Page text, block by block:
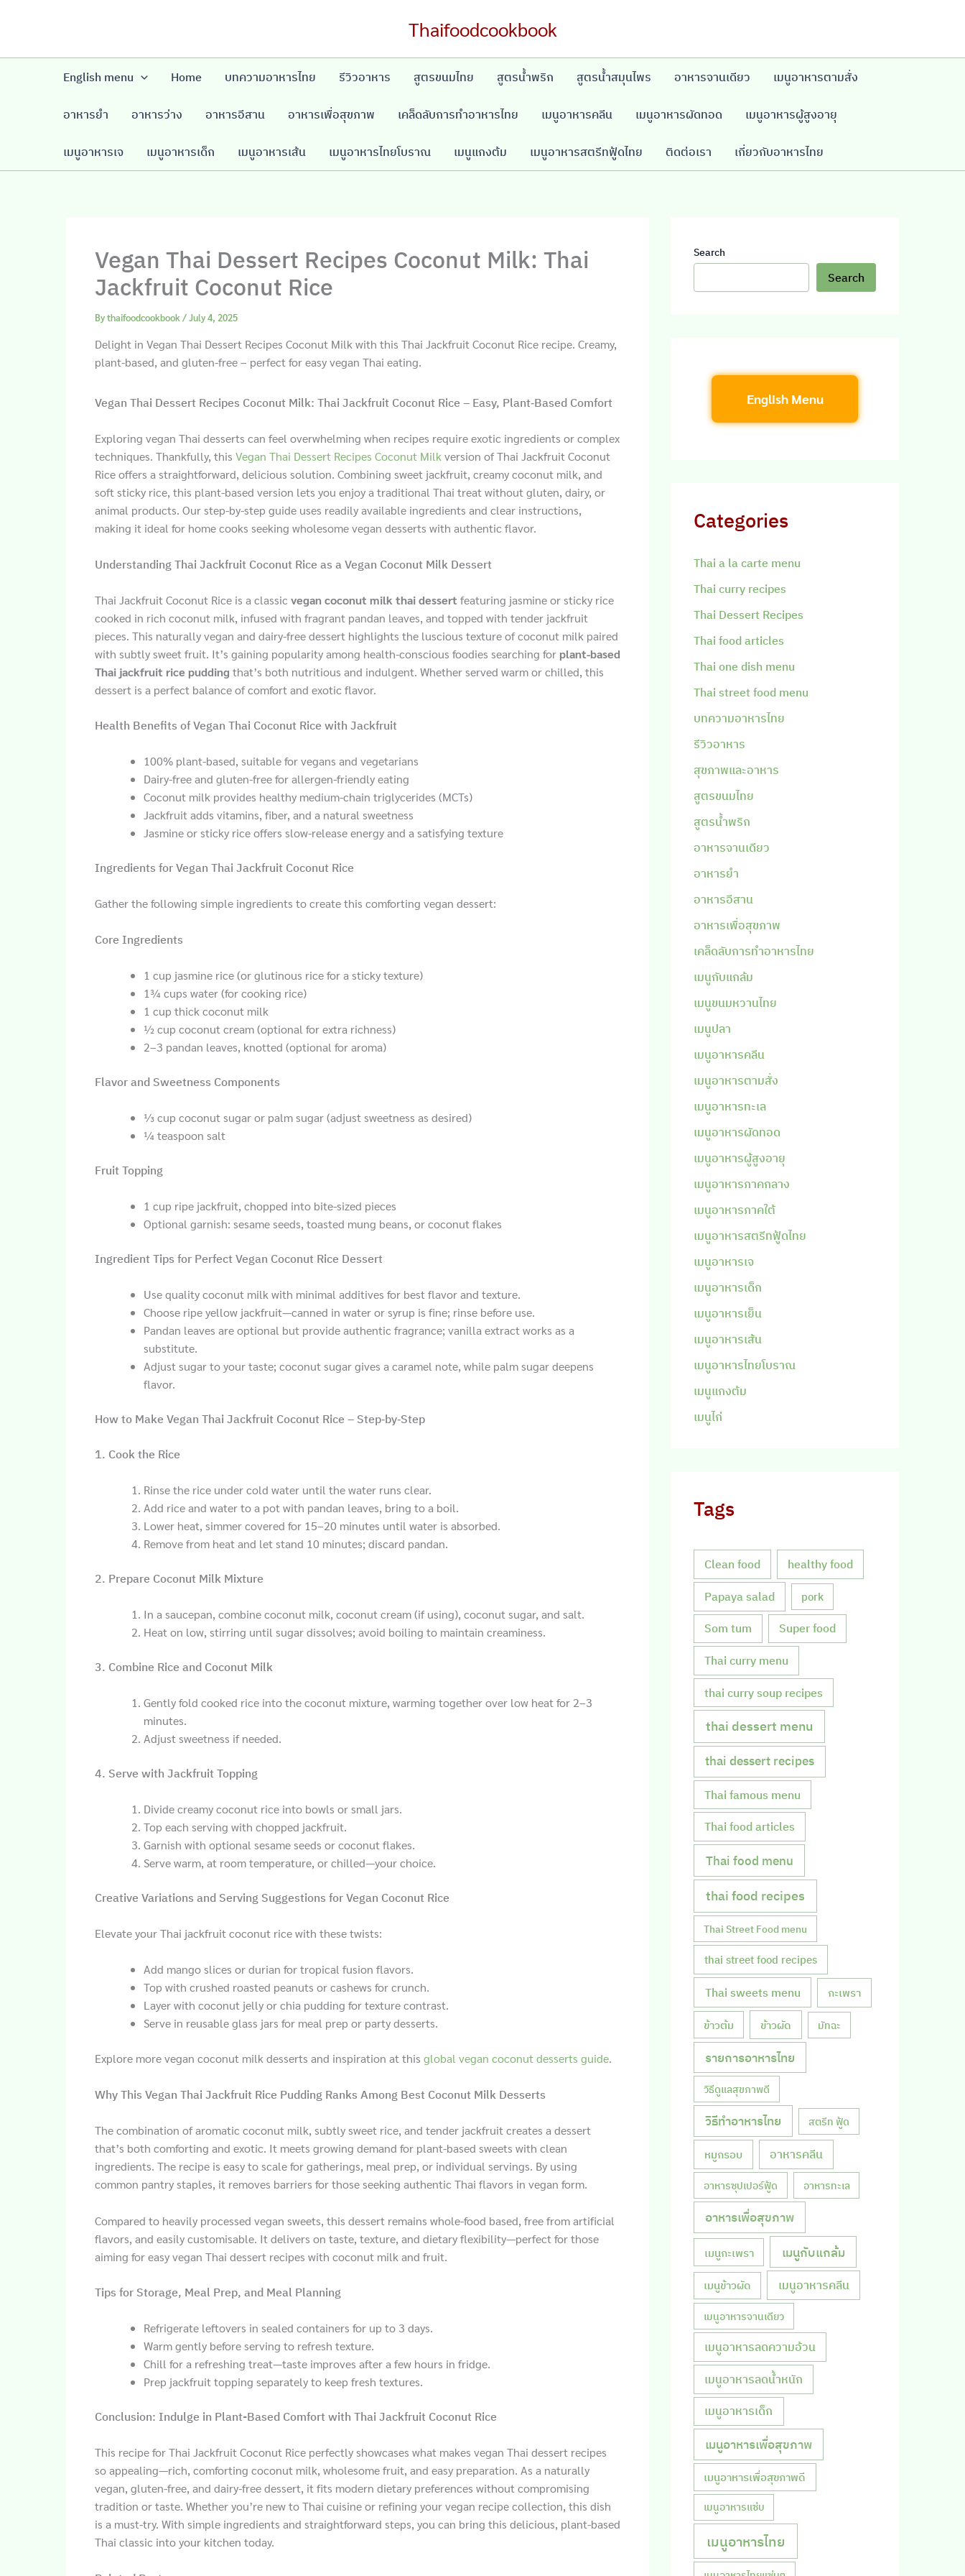
Thaifoodcookbook
English menu Home บทความอาหารไทย รีวิวอาหาร สูตรขนมไทย สูตรน้ำพริก สูตรน้ำสมุนไพร อาหารจานเดียว เมนูอาหารตามสั่ง
อาหารยำ อาหารว่าง อาหารอีสาน อาหารเพื่อสุขภาพ เคล็ดลับการทำอาหารไทย เมนูอาหารคลีน เมนูอาหารผัดทอด เมนูอาหารผู้สูงอายุ
เมนูอาหารเจ เมนูอาหารเด็ก เมนูอาหารเส้น เมนูอาหารไทยโบราณ เมนูแกงต้ม เมนูอาหารสตรีทฟู้ดไทย ติดต่อเรา เกี่ยวกับอาหารไทย
Vegan Thai Dessert Recipes Coconut Milk: Thai
Jackfruit Coconut Rice
Bythaifoodcookbook /July 4, 2025
Delight in Vegan Thai Dessert Recipes Coconut Milk with this Thai Jackfruit Coconut Rice recipe. Creamy,
plant-based, and gluten-free – perfect for easy vegan Thai eating.
Vegan Thai Dessert Recipes Coconut Milk: Thai Jackfruit Coconut Rice – Easy, Plant‑Based Comfort
Exploring vegan Thai desserts can feel overwhelming when recipes require exotic ingredients or complex
techniques. Thankfully, this Vegan Thai Dessert Recipes Coconut Milk version of Thai Jackfruit Coconut
Rice offers a straightforward, delicious solution. Combining sweet jackfruit, creamy coconut milk, and
soft sticky rice, this plant-based version lets you enjoy a traditional Thai treat without gluten, dairy, or
animal products. Our step-by-step guide uses readily available ingredients and clear instructions,
making it ideal for home cooks seeking wholesome vegan desserts with authentic flavor.
Understanding Thai Jackfruit Coconut Rice as a Vegan Coconut Milk Dessert
Thai Jackfruit Coconut Rice is a classic vegan coconut milk thai dessert featuring jasmine or sticky rice
cooked in rich coconut milk, infused with fragrant pandan leaves, and topped with tender jackfruit
pieces. This naturally vegan and dairy-free dessert highlights the luscious texture of coconut milk paired
with subtly sweet fruit. It’s gaining popularity among health-conscious foodies searching forplant-based
Thai jackfruit rice pudding that’s both nutritious and indulgent. Whether served warm or chilled, this
dessert is a perfect balance of comfort and exotic flavor.
Health Benefits of Vegan Thai Coconut Rice with Jackfruit
100% plant-based, suitable for vegans and vegetarians
Dairy-free and gluten-free for allergen-friendly eating
Coconut milk provides healthy medium-chain triglycerides (MCTs)
Jackfruit adds vitamins, fiber, and a natural sweetness
Jasmine or sticky rice offers slow-release energy and a satisfying texture
Ingredients for Vegan Thai Jackfruit Coconut Rice
Gather the following simple ingredients to create this comforting vegan dessert:
Core Ingredients
1 cup jasmine rice (or glutinous rice for a sticky texture)
1¾ cups water (for cooking rice)
1 cup thick coconut milk
½ cup coconut cream (optional for extra richness)
2–3 pandan leaves, knotted (optional for aroma)
Flavor and Sweetness Components
⅓ cup coconut sugar or palm sugar (adjust sweetness as desired)
¼ teaspoon salt
Fruit Topping
1 cup ripe jackfruit, chopped into bite-sized pieces
Optional garnish: sesame seeds, toasted mung beans, or coconut flakes
Ingredient Tips for Perfect Vegan Coconut Rice Dessert
Use quality coconut milk with minimal additives for best flavor and texture.
Choose ripe yellow jackfruit—canned in water or syrup is fine; rinse before use.
Pandan leaves are optional but provide authentic fragrance; vanilla extract works as a
substitute.
Adjust sugar to your taste; coconut sugar gives a caramel note, while palm sugar deepens
flavor.
How to Make Vegan Thai Jackfruit Coconut Rice – Step‑by‑Step
1. Cook the Rice
Rinse the rice under cold water until the water runs clear.
Add rice and water to a pot with pandan leaves, bring to a boil.
Lower heat, simmer covered for 15–20 minutes until water is absorbed.
Remove from heat and let stand 10 minutes; discard pandan.
2. Prepare Coconut Milk Mixture
In a saucepan, combine coconut milk, coconut cream (if using), coconut sugar, and salt.
Heat on low, stirring until sugar dissolves; avoid boiling to maintain creaminess.
3. Combine Rice and Coconut Milk
Gently fold cooked rice into the coconut mixture, warming together over low heat for 2–3
minutes.
Adjust sweetness if needed.
4. Serve with Jackfruit Topping
Divide creamy coconut rice into bowls or small jars.
Top each serving with chopped jackfruit.
Garnish with optional sesame seeds or coconut flakes.
Serve warm, at room temperature, or chilled—your choice.
Creative Variations and Serving Suggestions for Vegan Coconut Rice
Elevate your Thai jackfruit coconut rice with these twists:
Add mango slices or durian for tropical fusion flavors.
Top with crushed roasted peanuts or cashews for crunch.
Layer with coconut jelly or chia pudding for texture contrast.
Serve in reusable glass jars for meal prep or party desserts.
Explore more vegan coconut milk desserts and inspiration at this global vegan coconut desserts guide.
Why This Vegan Thai Jackfruit Rice Pudding Ranks Among Best Coconut Milk Desserts
The combination of aromatic coconut milk, subtly sweet rice, and tender jackfruit creates a dessert
that’s both comforting and exotic. It meets growing demand for plant-based sweets with clean
ingredients. The recipe is easy to scale for gatherings, meal prep, or individual servings. By using
common pantry staples, it removes barriers for those seeking authentic Thai flavors in vegan form.
Compared to heavily processed vegan sweets, this dessert remains whole-food based, free from artificial
flavors, and easily customisable. It delivers on taste, texture, and dietary flexibility—perfect for those
aiming for easy vegan Thai dessert recipes with coconut milk and fruit.
Tips for Storage, Meal Prep, and Meal Planning
Refrigerate leftovers in sealed containers for up to 3 days.
Warm gently before serving to refresh texture.
Chill for a refreshing treat—taste improves after a few hours in fridge.
Prep jackfruit topping separately to keep fresh textures.
Conclusion: Indulge in Plant-Based Comfort with Thai Jackfruit Coconut Rice
This recipe for Thai Jackfruit Coconut Rice perfectly showcases what makes vegan Thai dessert recipes
so appealing—rich, comforting coconut milk, wholesome fruit, and easy preparation. As a naturally
vegan, gluten-free, and dairy-free dessert, it fits modern dietary preferences without compromising
tradition or taste. Whether you’re new to Thai cuisine or refining your vegan recipe collection, this dish
is a must-try. With simple ingredients and straightforward steps, you can bring this delicious, plant-based
Thai classic into your kitchen today.
Search
Search
English Menu
Categories
Thai a la carte menu
Thai curry recipes
Thai Dessert Recipes
Thai food articles
Thai one dish menu
Thai street food menu
บทความอาหารไทย
รีวิวอาหาร
สุขภาพและอาหาร
สูตรขนมไทย
สูตรน้ำพริก
อาหารจานเดียว
อาหารยำ
อาหารอีสาน
อาหารเพื่อสุขภาพ
เคล็ดลับการทำอาหารไทย
เมนูกับแกล้ม
เมนูขนมหวานไทย
เมนูปลา
เมนูอาหารคลีน
เมนูอาหารตามสั่ง
เมนูอาหารทะเล
เมนูอาหารผัดทอด
เมนูอาหารผู้สูงอายุ
เมนูอาหารภาคกลาง
เมนูอาหารภาคใต้
เมนูอาหารสตรีทฟู้ดไทย
เมนูอาหารเจ
เมนูอาหารเด็ก
เมนูอาหารเย็น
เมนูอาหารเส้น
เมนูอาหารไทยโบราณ
เมนูแกงต้ม
เมนูไก่
Tags
Clean food healthy food
Papaya salad pork
Som tum Super food
Thai curry menu
thai curry soup recipes
thai dessert menu
thai dessert recipes
Thai famous menu
Thai food articles
Thai food menu
thai food recipes
Thai Street Food menu
thai street food recipes
Thai sweets menu กะเพรา
ข้าวต้ม ข้าวผัด มัทฉะ
รายการอาหารไทย
วิธีดูแลสุขภาพดี
วิธีทำอาหารไทย สตรีท ฟู้ด
หมูกรอบ อาหารคลีน
อาหารซุปเปอร์ฟู้ด อาหารทะเล
อาหารเพื่อสุขภาพ
เมนูกะเพรา เมนูกับแกล้ม
เมนูข้าวผัด เมนูอาหารคลีน
เมนูอาหารจานเดียว
เมนูอาหารลดความอ้วน
เมนูอาหารลดน้ำหนัก
เมนูอาหารเด็ก
เมนูอาหารเพื่อสุขภาพ
เมนูอาหารเพื่อสุขภาพดี
เมนูอาหารแซ่บ
เมนูอาหารไทย